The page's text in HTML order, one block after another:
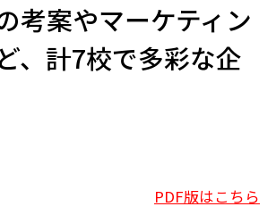
考案やマーケティン
、計7校で多彩な企
PDF版はこちら